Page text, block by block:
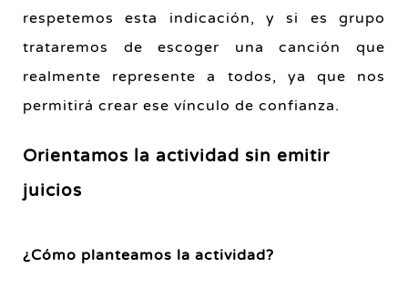
respetemos esta indicación, y si es grupo
trataremos de escoger una canción que
realmente represente a todos, ya que nos
permitirá crear ese vínculo de confianza.
Orientamos la actividad sin emitir
juicios
¿Cómo planteamos la actividad?